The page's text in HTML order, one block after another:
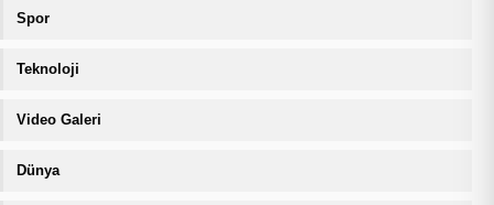
Spor
Teknoloji
Video Galeri
Dünya